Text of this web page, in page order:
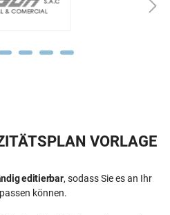
VORLAGE
editierbar, sodass Sie es an Ihr
können.